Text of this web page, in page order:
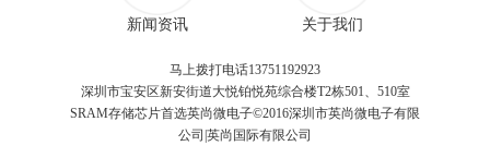
新闻资讯 关于我们
马上拨打电话13751192923
深圳市宝安区新安街道大悦铂悦苑综合楼T2栋501、510室
SRAM存储芯片首选英尚微电子©2016深圳市英尚微电子有限
公司|英尚国际有限公司